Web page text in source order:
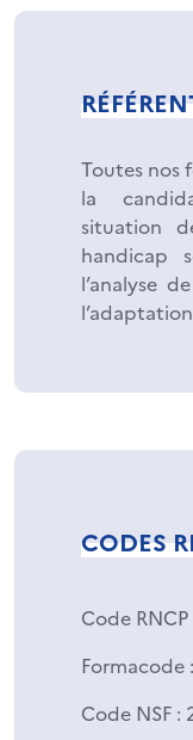
Toutes nos
la
situation
handicap
l’analyse
CODES
Code RNCP
Formacode
Code NSF :